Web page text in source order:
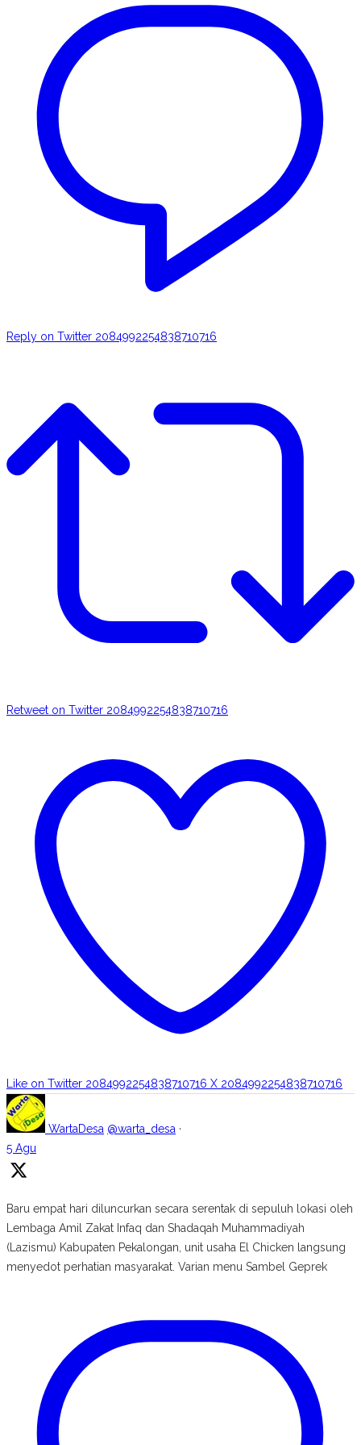
Reply on Twitter 2084992254838710716
Retweet on Twitter 2084992254838710716
Like on Twitter 2084992254838710716 X 2084992254838710716
WartaDesa @warta_desa ·
5 Agu
Baru empat hari diluncurkan secara serentak di sepuluh lokasi oleh
Lembaga Amil Zakat Infaq dan Shadaqah Muhammadiyah
(Lazismu) Kabupaten Pekalongan, unit usaha El Chicken langsung
menyedot perhatian masyarakat. Varian menu Sambel Geprek